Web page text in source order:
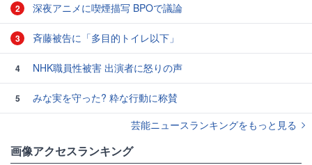
2 深夜アニメに喫煙描写 BPOで議論
3 斉藤被告に「多目的トイレ以下」
4 NHK職員性被害 出演者に怒りの声
5
みな実を守った? 粋な行動に称賛
芸能ニュースランキングをもっと見る
画像アクセスランキング